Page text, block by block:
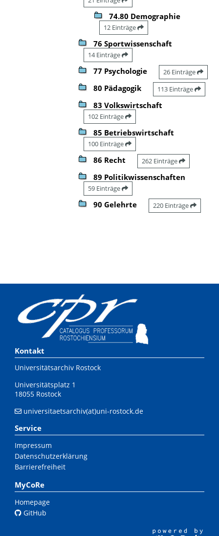
74.80 Demographie
12 Einträge
76 Sportwissenschaft
14 Einträge
77 Psychologie 26 Einträge
80 Pädagogik 113 Einträge
83 Volkswirtschaft
102 Einträge
85 Betriebswirtschaft
100 Einträge
86 Recht 262 Einträge
89 Politikwissenschaften
59 Einträge
90 Gelehrte 220 Einträge
Kontakt
Universitätsarchiv Rostock
Universitätsplatz 1
18055 Rostock
universitaetsarchiv(at)uni-rostock.de
Service
Impressum
Datenschutzerklärung
Barrierefreiheit
MyCoRe
Homepage
GitHub